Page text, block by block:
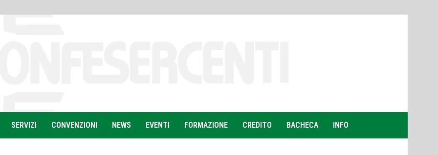
SERVIZI CONVENZIONI NEWS EVENTI FORMAZIONE CREDITO BACHECA INFO